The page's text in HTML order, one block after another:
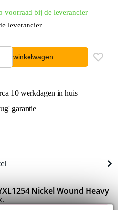
voorraad bij de leverancier
leverancier
In winkelwagen
10 werkdagen in huis
garantie
Nickel Wound Heavy